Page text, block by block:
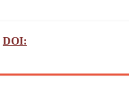
DOI: